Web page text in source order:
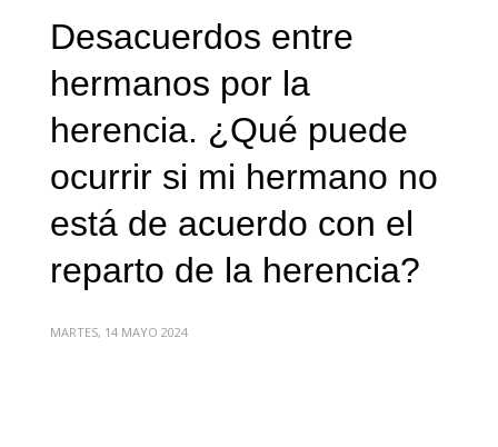
Desacuerdos entre
hermanos por la
herencia. ¿Qué puede
ocurrir si mi hermano no
está de acuerdo con el
reparto de la herencia?
MARTES, 14 MAYO 2024